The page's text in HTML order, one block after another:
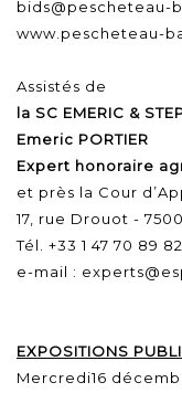
bids@pescheteau-
www.pescheteau-
Assistés de
la SC EMERIC &
Emeric PORTIER
Expert honoraire
et près la Cour
17, rue Drouot -
Tél. +33 1 47 70 89 82
e-mail :
EXPOSITIONS
Mercredi16